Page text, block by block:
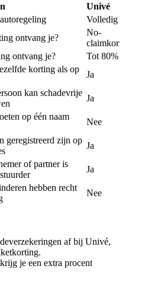
Univé
Volledig
ontvang je?
No-
claimkorting
ontvang je?
Tot 80%
korting als op
Ja
kan schadevrije
Ja
op één naam
Nee
geregistreerd zijn op
Ja
of partner is
Ja
hebben recht
Nee
af bij Univé,
je een extra procent